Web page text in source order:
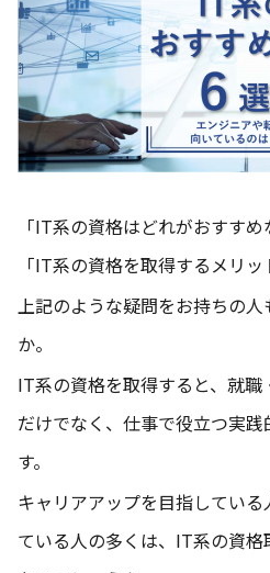
「IT系の資格はどれがおすすめ
「IT系の資格を取得するメリッ
上記のような疑問をお持ちの
か。
IT系の資格を取得すると、就
だけでなく、仕事で役立つ実
す。
キャリアアップを目指してい
ている人の多くは、IT系の資